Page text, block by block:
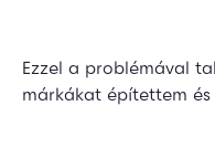
Ezzel a problémával
márkákat építettem